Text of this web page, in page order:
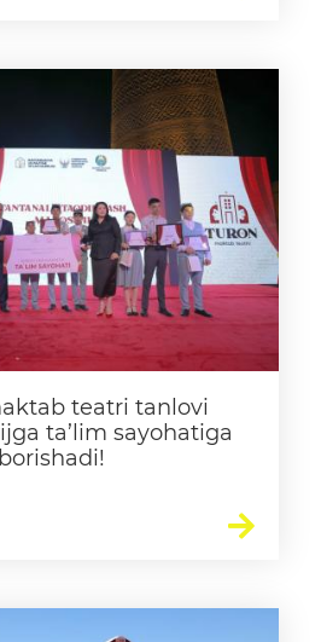
teatri tanlovi
ta’lim sayohatiga
borishadi!